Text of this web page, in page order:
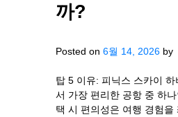
까?
Posted on 6월 14, 2026 by
탑 5 이유: 피닉스 스카이 하
서 가장 편리한 공항 중 하
택 시 편의성은 여행 경험을